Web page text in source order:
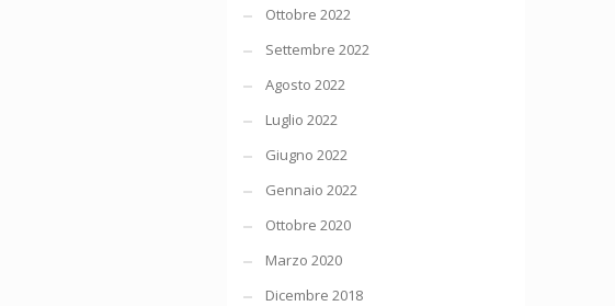
Ottobre 2022
Settembre 2022
Agosto 2022
Luglio 2022
Giugno 2022
Gennaio 2022
Ottobre 2020
Marzo 2020
Dicembre 2018